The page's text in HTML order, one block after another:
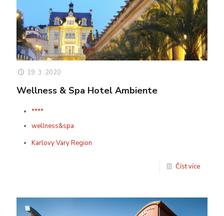
19. 3. 2020
Wellness & Spa Hotel Ambiente
****
wellness&spa
Karlovy Vary Region
Číst více